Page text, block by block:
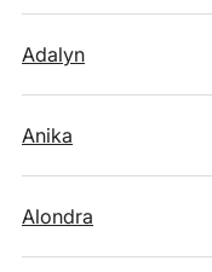
Adalyn
Anika
Alondra